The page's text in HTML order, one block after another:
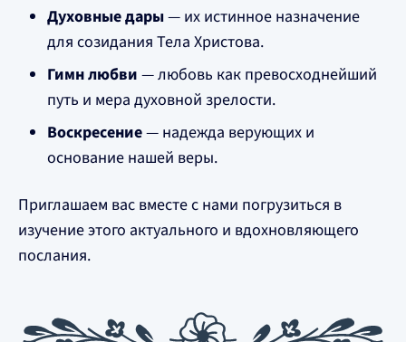
Духовные дары— их истинное назначение
для созидания Тела Христова.
Гимн любви — любовь как превосходнейший
путь и мера духовной зрелости.
Воскресение— надежда верующих и
основание нашей веры.
Приглашаем вас вместе с нами погрузиться в
изучение этого актуального и вдохновляющего
послания.